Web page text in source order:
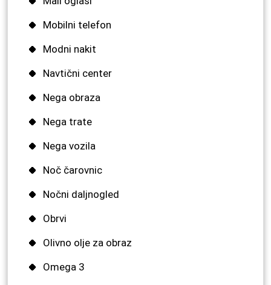
Mobilni telefon
Modni nakit
Navtični center
Nega obraza
Nega trate
Nega vozila
Noč čarovnic
Nočni daljnogled
Obrvi
Olivno olje za obraz
Omega 3